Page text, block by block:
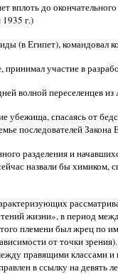
вплоть до
г.)
(в Египет),
участие в
волной переселенцев
убежища, спасаясь от
последователей
разделения и
назвали бы
жизни», в период
племени был жрец
от точки
правящими классами и
в ссылку на девять